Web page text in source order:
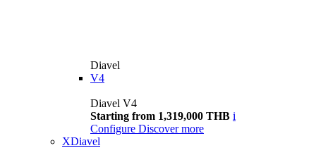
Diavel
V4
Diavel V4
Starting from 1,319,000 THB i
Configure Discover more
XDiavel